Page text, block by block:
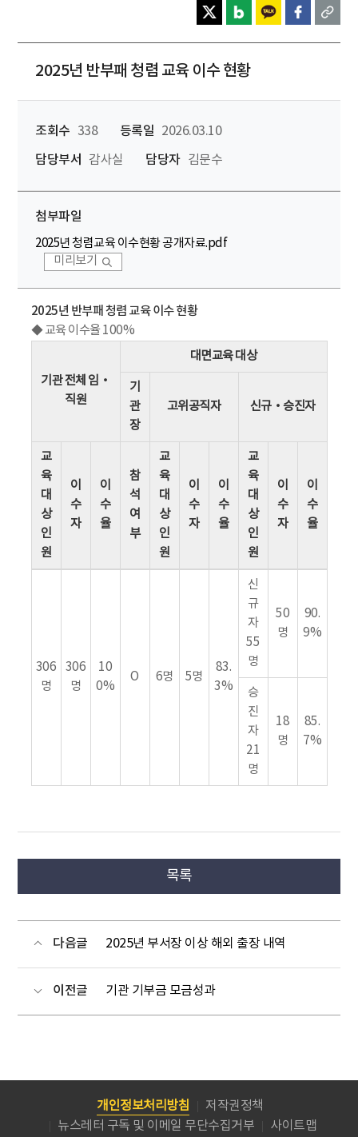
2025년 반부패 청렴 교육 이수 현황
조회수 338 등록일
2026.03.10
담당부서
감사실 담당자 김문수
첨부파일
2025년 청렴교육 이수현황 공개자료.pdf
미리보기
2025년 반부패 청렴 교육 이수 현황
◆ 교육 이수율 100%
기관 전체 임‧
직원
대면교육 대상
기
관
장
고위공직자 신규‧승진자
교
육
대
상
인
원
이
수
자
이
수
율
참
석
여
부
교
육
대
상
인
원
이
수
자
이
수
율
교
육
대
상
인
원
이
수
자
이
수
율
306
명
306
명
10
0%
O 6명 5명
83.
3%
신
규
자
55
명
50
명
90.
9%
승
진
자
21
명
18
명
85.
7%
목록
다음글 2025년 부서장 이상 해외 출장 내역
이전글 기관 기부금 모금성과
개인정보처리방침
저작권정책
뉴스레터 구독 및 이메일 무단수집거부
사이트맵